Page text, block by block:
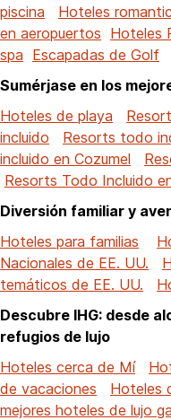
piscina
Hoteles
en aeropuertos Hoteles
spa Escapadas de Golf
Sumérjase en los
Hoteles de playa
incluido
Resorts todo
incluido en Cozumel
Resorts Todo Incluido
Diversión familiar y
Hoteles para familias
Nacionales de EE. UU.
temáticos de EE. UU.
Descubre IHG: desde
refugios de lujo
Hoteles cerca de Mí
de vacaciones
Hoteles
mejores hoteles de lujo